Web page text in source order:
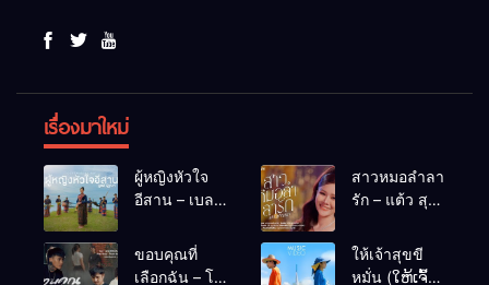
เรื่องมาใหม่
ผู้หญิงหัวใจ
อีสาน – เบลล์
[COVER
VERSION]
สาวหมอลำลา
รัก – แต้ว สุ
ขอบคุณที่
เลือกฉัน – โต๋
ให้เจ้าสุขขี
หมั่น (ໃຫ້ເຈົ້າ